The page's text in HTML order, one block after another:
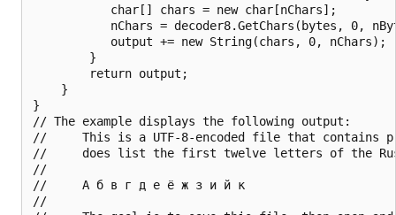
           char[] chars = new char[nChars];
nChars = decoder8.GetChars(bytes, 0,
output += new
        }
        return output;
    }
}
// The example displays the following output:
//     This is a UTF-8-encoded file that contains
//     does list the first twelve letters of the
//
//     А б в г д е ё ж з и й к
//